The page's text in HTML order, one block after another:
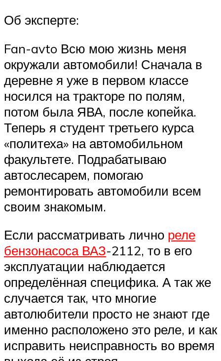
Об эксперте:
Fan-avto Всю мою жизнь меня
окружали автомобили! Сначала в
деревне я уже в первом классе
носился на тракторе по полям,
потом была ЯВА, после копейка.
Теперь я студент третьего курса
«политеха» на автомобильном
факультете. Подрабатываю
автослесарем, помогаю
ремонтировать автомобили всем
своим знакомым.
Если рассматривать лично реле
бензонасоса ВАЗ-2112, то в его
эксплуатации наблюдается
определённая специфика. А так же
случается так, что многие
автолюбители просто не знают где
именно расположено это реле, и как
исправить неисправность во время